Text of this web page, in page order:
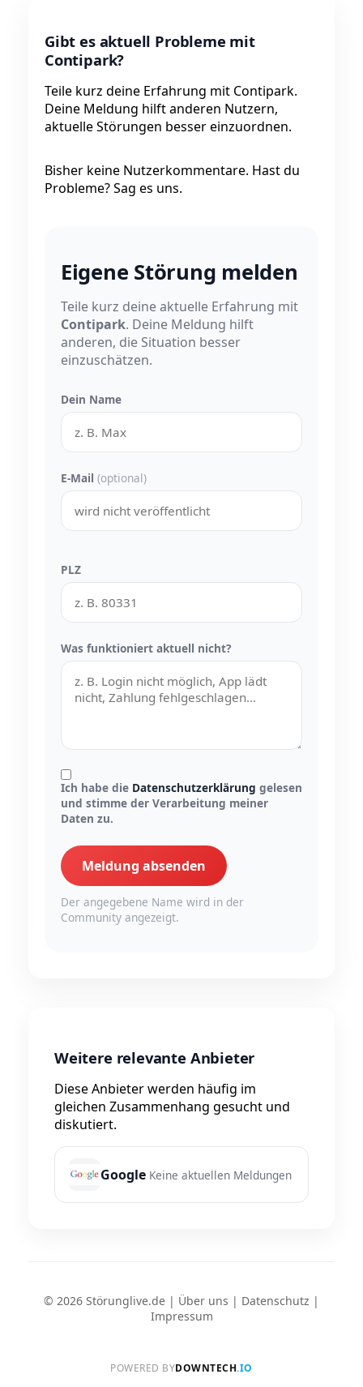
Gibt es aktuell Probleme mit
Contipark?
Teile kurz deine Erfahrung mit Contipark.
Deine Meldung hilft anderen Nutzern,
aktuelle Störungen besser einzuordnen.
Bisher keine Nutzerkommentare. Hast du
Probleme? Sag es uns.
Eigene Störung melden
Teile kurz deine aktuelle Erfahrung mit
Contipark. Deine Meldung hilft
anderen, die Situation besser
einzuschätzen.
Dein Name
E-Mail (optional)
PLZ
Was funktioniert aktuell nicht?
Ich habe die Datenschutzerklärung gelesen
und stimme der Verarbeitung meiner
Daten zu.
Meldung absenden
Der angegebene Name wird in der
Community angezeigt.
Weitere relevante Anbieter
Diese Anbieter werden häufig im
gleichen Zusammenhang gesucht und
diskutiert.
Google Keine aktuellen Meldungen
© 2026 Störunglive.de | Über uns | Datenschutz |
Impressum
POWERED BYDOWNTECH.IO